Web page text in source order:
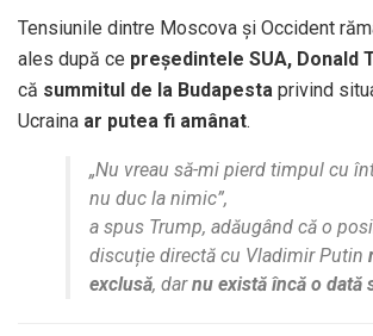
Tensiunile dintre Moscova și Occident
ales după ce președintele SUA, Donald
că summitul de la Budapesta privind
Ucraina ar putea fi amânat.
„Nu vreau să-mi pierd timpul cu
nu duc la nimic”,
a spus Trump, adăugând că o
discuție directă cu Vladimir Putin
exclusă, darnu există încă o dată